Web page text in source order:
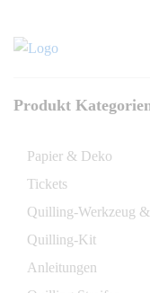
Produkt
Papier & Deko
Tickets
Quilling-Werkzeug
Quilling-Kit
Anleitungen